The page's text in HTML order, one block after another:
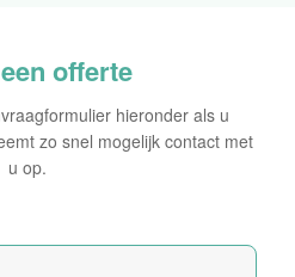
offerte
hieronder als u
zo snel mogelijk contact met
u op.